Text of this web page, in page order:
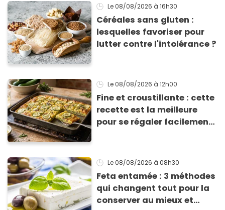
Le 08/08/2026 à 16h30
Céréales sans gluten :
lesquelles favoriser pour
lutter contre l'intolérance ?
Le 08/08/2026 à 12h00
Fine et croustillante : cette
recette est la meilleure
pour se régaler facilement
Le 08/08/2026 à 08h30
Feta entamée : 3 méthodes
qui changent tout pour la
conserver au mieux et